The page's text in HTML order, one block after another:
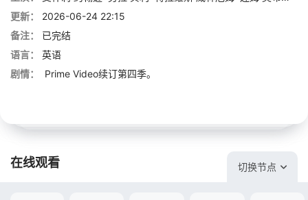
更新：
2026-06-24 22:15
备注：
已完结
语言：
英语
剧情：
Prime Video续订第四季。
在线观看 切换节点